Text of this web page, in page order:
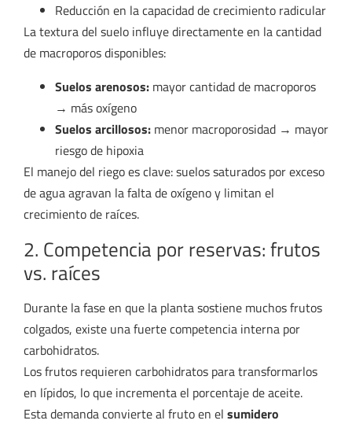
Reducción en la capacidad de crecimiento radicular
La textura del suelo influye directamente en la cantidad
de macroporos disponibles:
Suelos arenosos: mayor cantidad de macroporos
→ más oxígeno
Suelos arcillosos: menor macroporosidad → mayor
riesgo de hipoxia
El manejo del riego es clave: suelos saturados por exceso
de agua agravan la falta de oxígeno y limitan el
crecimiento de raíces.
2. Competencia por reservas: frutos
vs. raíces
Durante la fase en que la planta sostiene muchos frutos
colgados, existe una fuerte competencia interna por
carbohidratos.
Los frutos requieren carbohidratos para transformarlos
en lípidos, lo que incrementa el porcentaje de aceite.
Esta demanda convierte al fruto en el sumidero